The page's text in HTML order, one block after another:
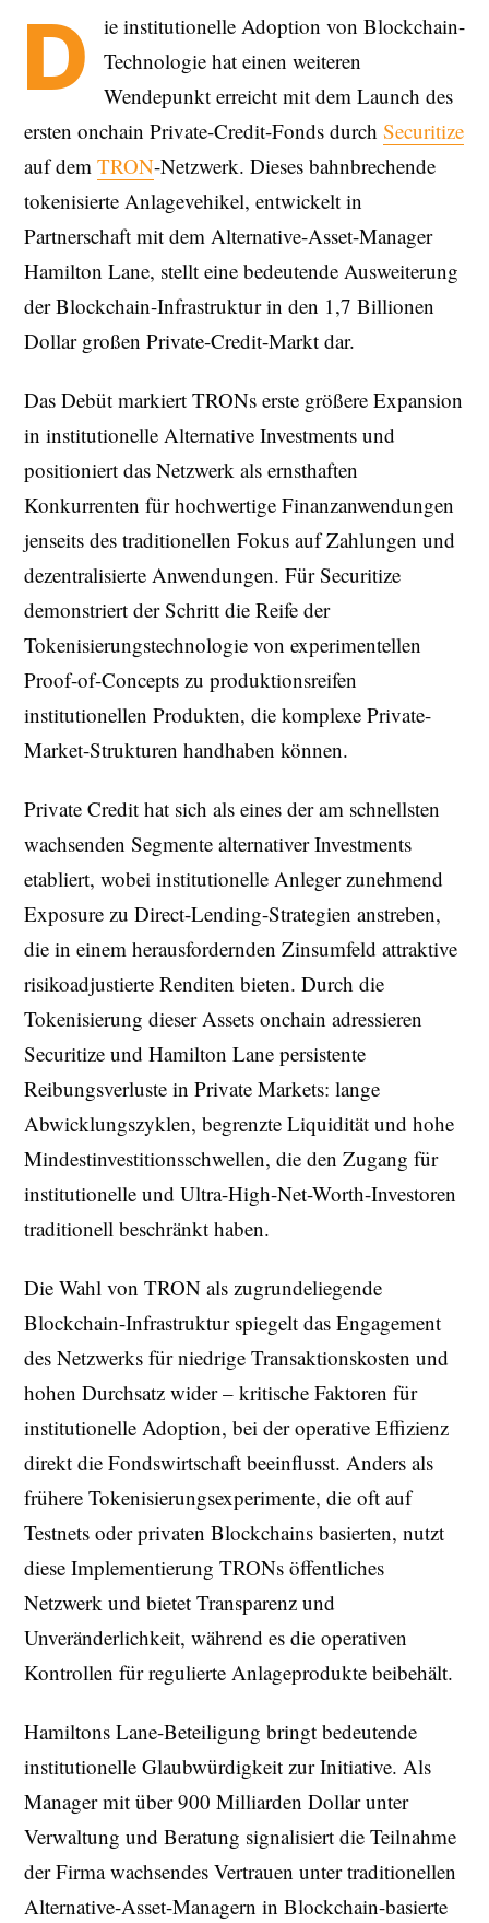
D
ie institutionelle Adoption von Blockchain-
Technologie hat einen weiteren
Wendepunkt erreicht mit dem Launch des
ersten onchain Private-Credit-Fonds durch Securitize
auf dem TRON-Netzwerk. Dieses bahnbrechende
tokenisierte Anlagevehikel, entwickelt in
Partnerschaft mit dem Alternative-Asset-Manager
Hamilton Lane, stellt eine bedeutende Ausweiterung
der Blockchain-Infrastruktur in den 1,7 Billionen
Dollar großen Private-Credit-Markt dar.
Das Debüt markiert TRONs erste größere Expansion
in institutionelle Alternative Investments und
positioniert das Netzwerk als ernsthaften
Konkurrenten für hochwertige Finanzanwendungen
jenseits des traditionellen Fokus auf Zahlungen und
dezentralisierte Anwendungen. Für Securitize
demonstriert der Schritt die Reife der
Tokenisierungstechnologie von experimentellen
Proof-of-Concepts zu produktionsreifen
institutionellen Produkten, die komplexe Private-
Market-Strukturen handhaben können.
Private Credit hat sich als eines der am schnellsten
wachsenden Segmente alternativer Investments
etabliert, wobei institutionelle Anleger zunehmend
Exposure zu Direct-Lending-Strategien anstreben,
die in einem herausfordernden Zinsumfeld attraktive
risikoadjustierte Renditen bieten. Durch die
Tokenisierung dieser Assets onchain adressieren
Securitize und Hamilton Lane persistente
Reibungsverluste in Private Markets: lange
Abwicklungszyklen, begrenzte Liquidität und hohe
Mindestinvestitionsschwellen, die den Zugang für
institutionelle und Ultra-High-Net-Worth-Investoren
traditionell beschränkt haben.
Die Wahl von TRON als zugrundeliegende
Blockchain-Infrastruktur spiegelt das Engagement
des Netzwerks für niedrige Transaktionskosten und
hohen Durchsatz wider – kritische Faktoren für
institutionelle Adoption, bei der operative Effizienz
direkt die Fondswirtschaft beeinflusst. Anders als
frühere Tokenisierungsexperimente, die oft auf
Testnets oder privaten Blockchains basierten, nutzt
diese Implementierung TRONs öffentliches
Netzwerk und bietet Transparenz und
Unveränderlichkeit, während es die operativen
Kontrollen für regulierte Anlageprodukte beibehält.
Hamiltons Lane-Beteiligung bringt bedeutende
institutionelle Glaubwürdigkeit zur Initiative. Als
Manager mit über 900 Milliarden Dollar unter
Verwaltung und Beratung signalisiert die Teilnahme
der Firma wachsendes Vertrauen unter traditionellen
Alternative-Asset-Managern in Blockchain-basierte